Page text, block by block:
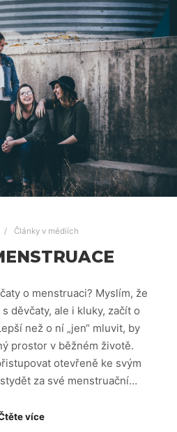
Články v médiích
o menstruaci? Myslím, že
děvčaty, ale i kluky, začít o
než o ní „jen“ mluvit, by
prostor v běžném životě.
otevřeně ke svým
za své menstruační…
více